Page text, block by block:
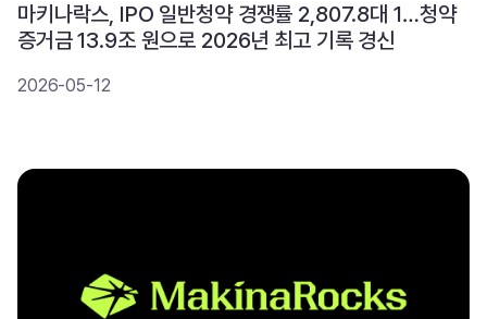
마키나락스, IPO 일반청약 경쟁률 2,807.8대 1…청약
증거금 13.9조 원으로 2026년 최고 기록 경신
2026-05-12